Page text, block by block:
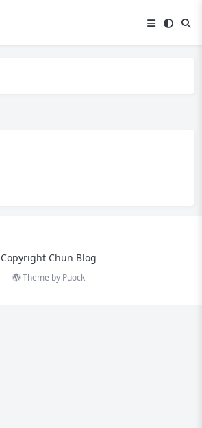
Copyright Chun Blog
Theme by Puock